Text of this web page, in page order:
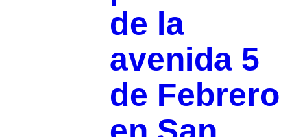
de la
avenida 5
de Febrero